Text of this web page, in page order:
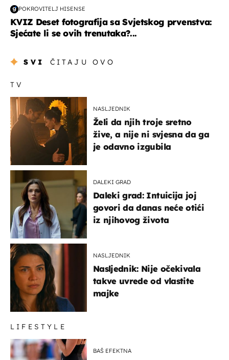
POKROVITELJ HISENSE
KVIZ Deset fotografija sa Svjetskog prvenstva:
Sjećate li se ovih trenutaka?...
SVI ČITAJU OVO
TV
NASLJEDNIK
Želi da njih troje sretno
žive, a nije ni svjesna da ga
je odavno izgubila
DALEKI GRAD
Daleki grad: Intuicija joj
govori da danas neće otići
iz njihovog života
NASLJEDNIK
Nasljednik: Nije očekivala
takve uvrede od vlastite
majke
LIFESTYLE
BAŠ EFEKTNA